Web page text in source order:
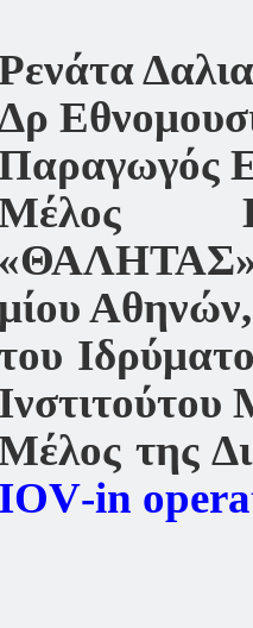
Αθηνών,
της
IOV-in